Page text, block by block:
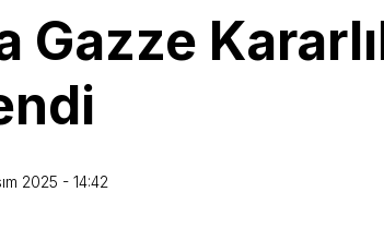
Gazze
2025 - 14:42